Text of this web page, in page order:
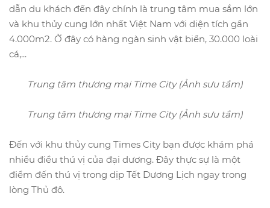
dẫn du khách đến đây chính là trung tâm mua sắm lớn
và khu thủy cung lớn nhất Việt Nam với diện tích gần
4.000m2. Ở đây có hàng ngàn sinh vật biển, 30.000 loài
cá,...
Trung tâm thương mại Time City (Ảnh sưu tầm)
Trung tâm thương mại Time City (Ảnh sưu tầm)
Đến với khu thủy cung Times City bạn được khám phá
nhiều điều thú vị của đại dương. Đây thực sự là một
điểm đến thú vị trong dịp Tết Dương Lịch ngay trong
lòng Thủ đô.